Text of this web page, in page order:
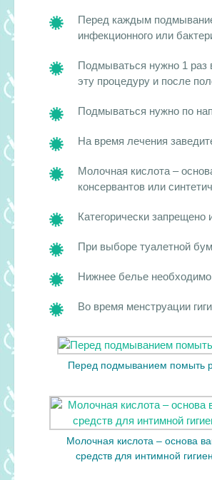
Перед каждым
инфекционного или
Подмываться нужно 1 раз
эту процедуру и после
Подмываться нужно по
На время лечения
Молочная кислота –
консервантов или
Категорически
При выборе туалетной
Нижнее белье необходимо
Во время менструации
Перед подмыванием помыть
Молочная кислота – основа
средств для интимной